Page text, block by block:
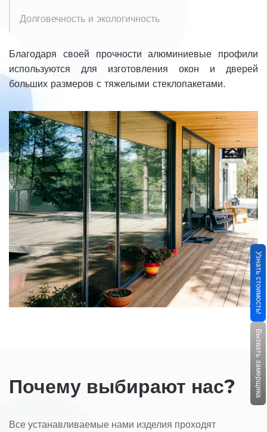
Долговечность и экологичность
Благодаря своей прочности алюминиевые профили
используются для изготовления окон и дверей
больших размеров с тяжелыми стеклопакетами.
Почему выбирают нас?
Все устанавливаемые нами изделия проходят
Узнать стоимость!
Вызвать замерщика